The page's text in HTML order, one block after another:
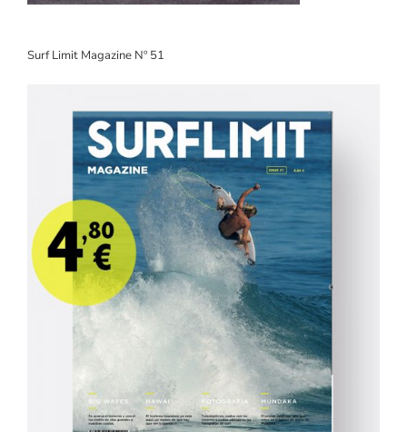
Surf Limit Magazine Nº 51